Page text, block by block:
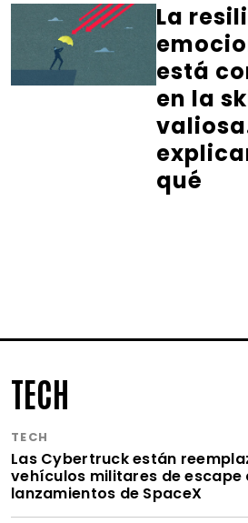
La
está
en la
qué
TECH
TECH
Las Cybertruck están
vehículos militares de escape
lanzamientos de SpaceX